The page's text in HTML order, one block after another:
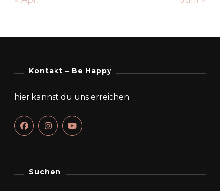
Kontakt – Be Happy
hier kannst du uns erreichen
Suchen